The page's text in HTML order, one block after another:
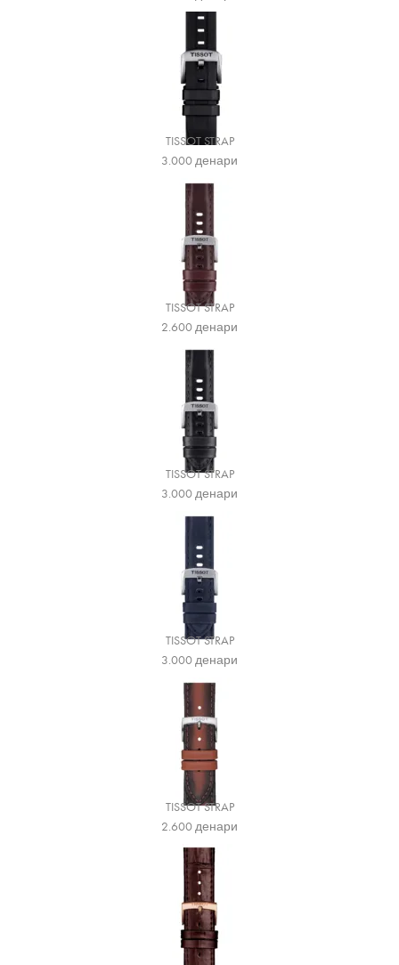
TISSOT STRAP
3.000денари
TISSOT STRAP
2.600денари
TISSOT STRAP
3.000денари
TISSOT STRAP
3.000денари
TISSOT STRAP
2.600денари